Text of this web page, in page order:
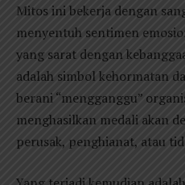
Mitos ini bekerja dengan
menyentuh sentimen
yang sarat dengan
adalah simbol kehormatan
berani “mengganggu”
menghasilkan medali akan
perusak, penghianat, atau